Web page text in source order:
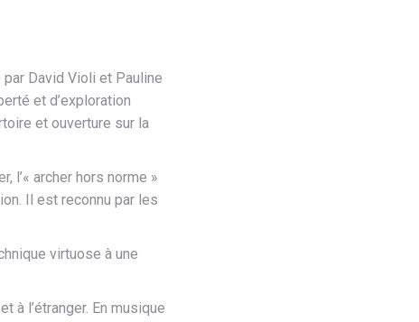
David Violi et Pauline
et d’exploration
et ouverture sur la
l’« archer hors norme »
Il est reconnu par les
virtuose à une
à l’étranger. En musique